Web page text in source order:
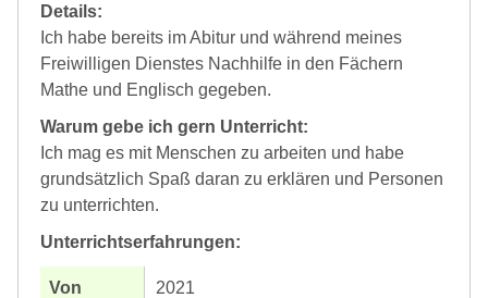
Details:
Ich habe bereits im Abitur und während meines
Freiwilligen Dienstes Nachhilfe in den Fächern
Mathe und Englisch gegeben.
Warum gebe ich gern Unterricht:
Ich mag es mit Menschen zu arbeiten und habe
grundsätzlich Spaß daran zu erklären und Personen
zu unterrichten.
Unterrichtserfahrungen:
2021